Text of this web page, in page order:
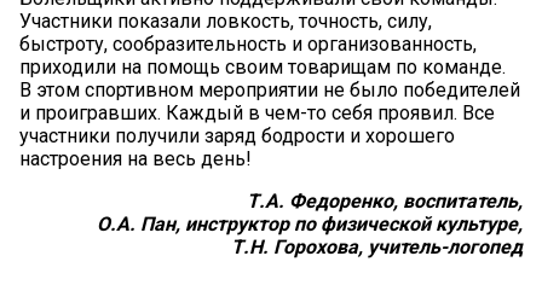
Участники показали ловкость, точность, силу,
быстроту, сообразительность и организованность,
приходили на помощь своим товарищам по команде.
В этом спортивном мероприятии не было победителей
и проигравших. Каждый в чем-то себя проявил. Все
участники получили заряд бодрости и хорошего
настроения на весь день!
Т.А. Федоренко, воспитатель,
О.А. Пан, инструктор по физической культуре,
Т.Н. Горохова, учитель-логопед